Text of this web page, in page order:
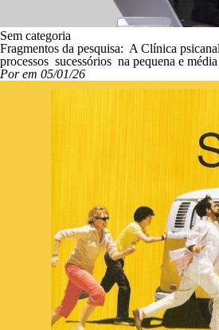
Sem categoria
Fragmentos da pesquisa: A Clínica
processos sucessórios na pequena e
Por em 05/01/26